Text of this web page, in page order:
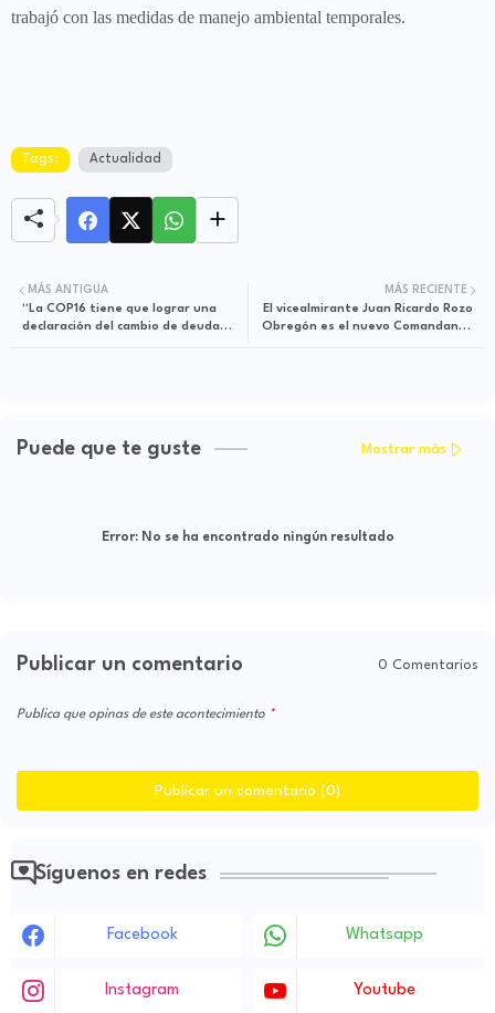
trabajó con las medidas de manejo ambiental temporales.
Tags: Actualidad
MÁS RECIENTE
El vicealmirante Juan Ricardo Rozo
Obregón es el nuevo Comandante
MÁS ANTIGUA
“La COP16 tiene que lograr una
declaración del cambio de deuda
Puede que te guste Mostrar más
Error:No se ha encontrado ningún resultado
Publicar un comentario 0 Comentarios
Publica que opinas de este acontecimiento
Publicar un comentario (0)
Síguenos en redes
Facebook Whatsapp
Instagram Youtube